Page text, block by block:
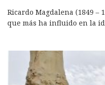
Ricardo Magdalena (1849 –
que más ha influido en la